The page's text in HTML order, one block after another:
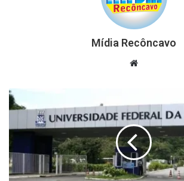
Mídia Recôncavo
Website